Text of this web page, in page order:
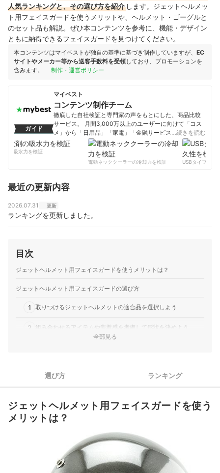
人気ランキングと、その選び方を紹介 します。ジェットヘルメッ
ト用フェイスガードを使うメリットや、ヘルメット・ゴーグルと
のセット品も解説。ぜひ本コンテンツを参考に、機能・デザイン
ともに納得できるフェイスガードを見つけてください。
本コンテンツはマイベストが独自の基準に基づき制作していますが、 EC
サイトやメーカー等から送客手数料を受領しており、プロモーションを
含みます。
制作・運営ポリシー
ガイド
マイベスト
コンテンツ制作チーム
徹底した自社検証と専門家の声をもとにした、商品比較
サービス。 月間3,000万以上のユーザーに向けて「コス
メ」から「日用品」「家電」「金融サービス」まで、ベ
ストな商品を選んでもらうために、毎日コンテンツを制
コンテンツ制作チームのプロフィール
…続きを読む
の吸水力を検証
電動ネッククーラーの冷却力を検証
USBタイプCケー
最近の更新内容
2026.07.31 更新
ランキングを更新しました。
目次
ジェットヘルメット用フェイスガードを使うメリットは？
ジェットヘルメット用フェイスガードの選び方
1 取りつけるジェットヘルメットの適合品を選択しよう
2 組み合わせるアイテムや装着感を考慮して形状を決めよう
統一感を出したいなら、ヘルメット・ゴーグルとのセット品が
ジェットヘルメット用フェイスガード全10商品おすすめ人気ランキン
バイクライフを快適にするアイテムをチェックしよう
ジェットヘルメット用フェイスガードの売れ筋ランキングもチェック！
全部見る
選び方 ランキング
ジェットヘルメット用フェイスガードを使う
メリットは？